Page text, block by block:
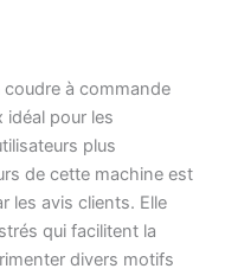
pied roulé,
invisible, pied
et pied de
éclair standard
de couture
et longueur
de point
- Avec la
de couture
coudre à commande
idéal pour les
plus
de cette machine est
les avis clients. Elle
qui facilitent la
divers motifs